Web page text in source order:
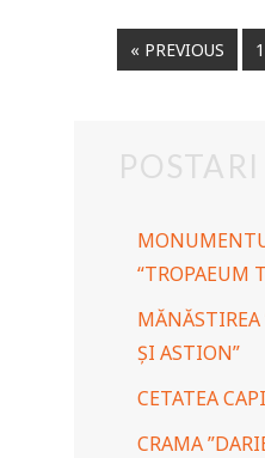
« PREVIOUS 1
“TROPAEUM
ȘI ASTION”
CETATEA
CRAMA